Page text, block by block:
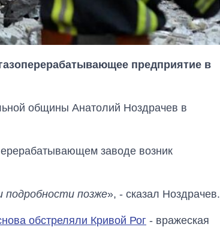
предприятие в
общины Анатолий Ноздрачев в
заводе возник
позже», - сказал Ноздрачев.
обстреляли Кривой Рог - вражеская